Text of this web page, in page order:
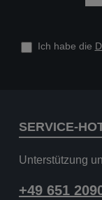
Ich habe die
SERVICE-
Unterstützung
+49 651